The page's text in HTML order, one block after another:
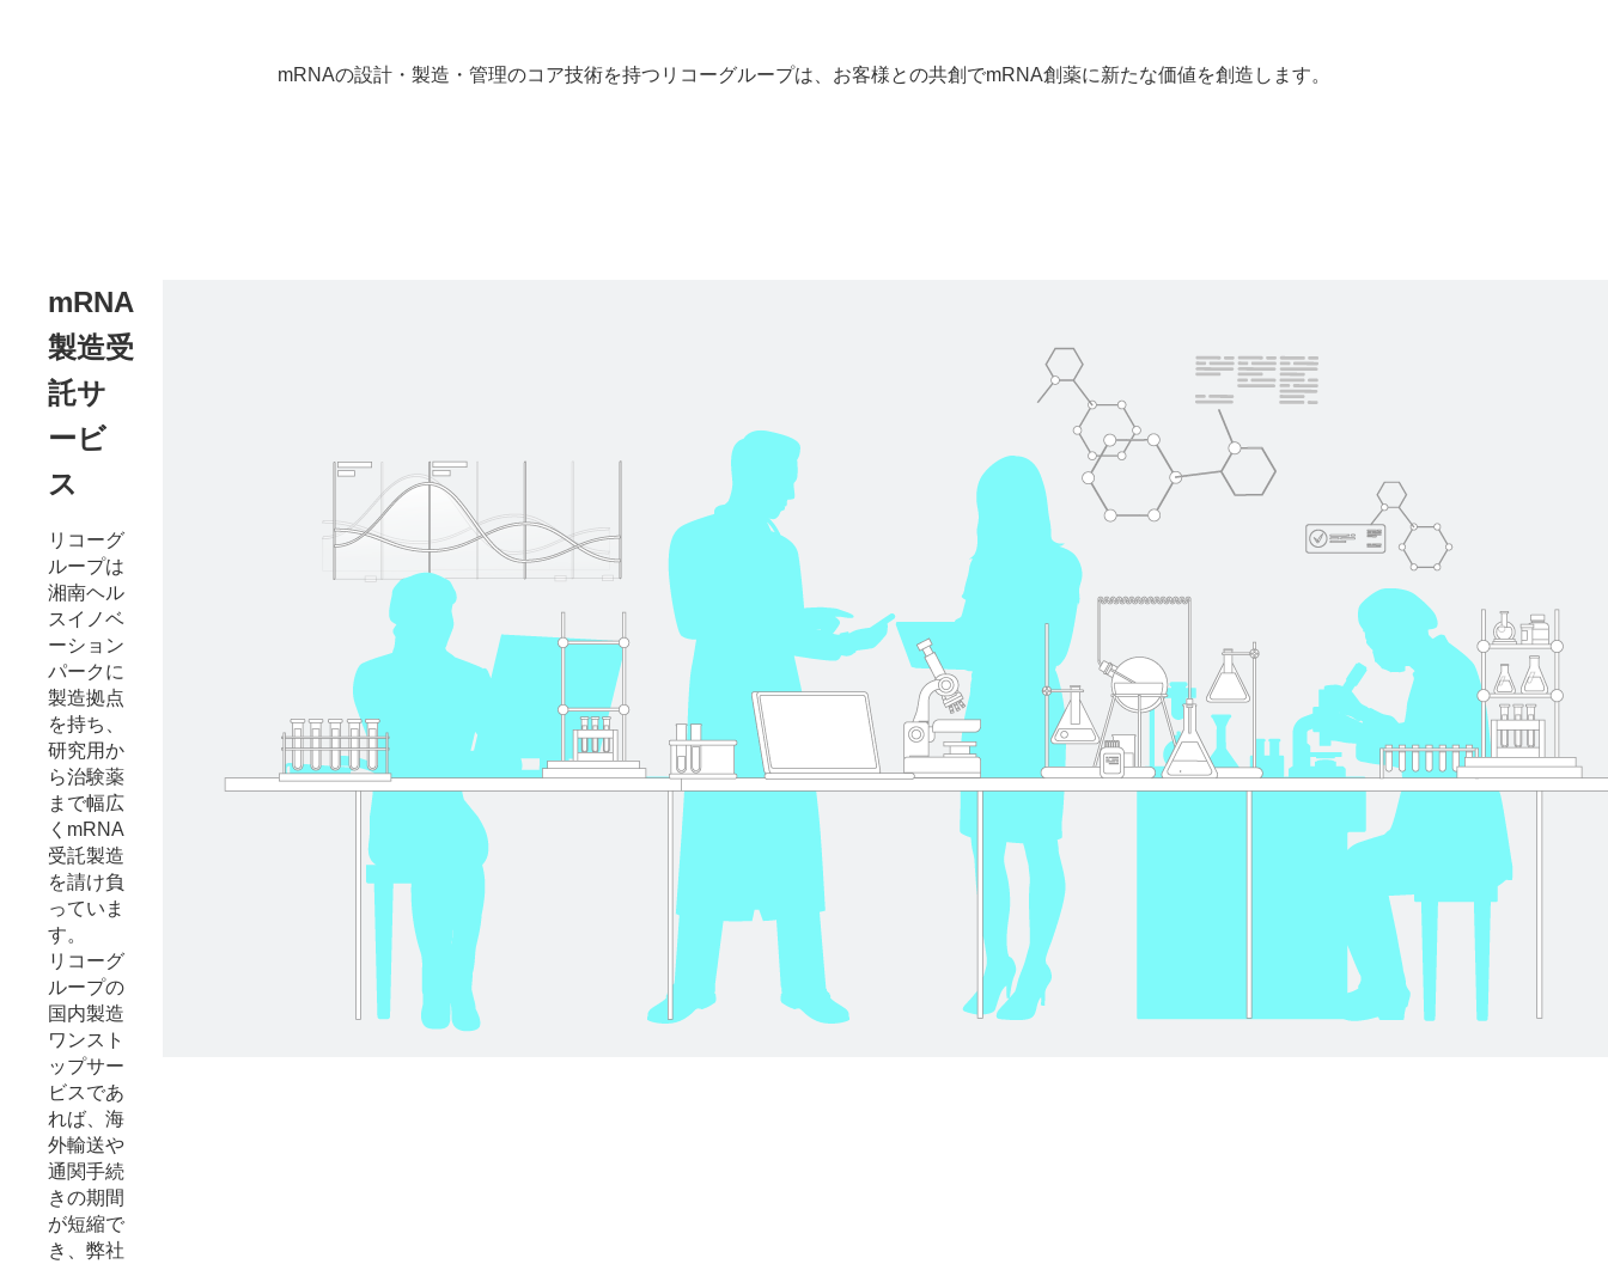
mRNAの設計・製造・管理のコア技術を持つリコーグループは、お客様との共創でmRNA創薬に新たな価値を創造します。
mRNA
製造受
託サ
ービ
ス
リコーグ
ループは
湘南ヘル
スイノベ
ーション
パークに
製造拠点
を持ち、
研究用か
ら治験薬
まで幅広
くmRNA
受託製造
を請け負
っていま
す。
リコーグ
ループの
国内製造
ワンスト
ップサー
ビスであ
れば、海
外輸送や
通関手続
きの期間
が短縮で
き、弊社